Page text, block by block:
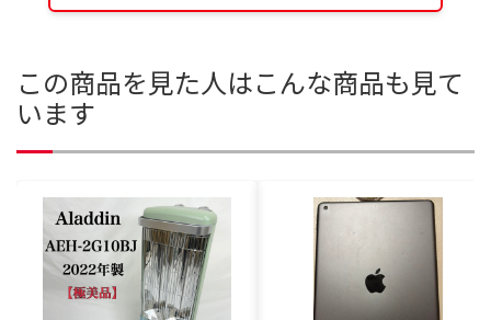
この商品を見た人はこんな商品も見て
います